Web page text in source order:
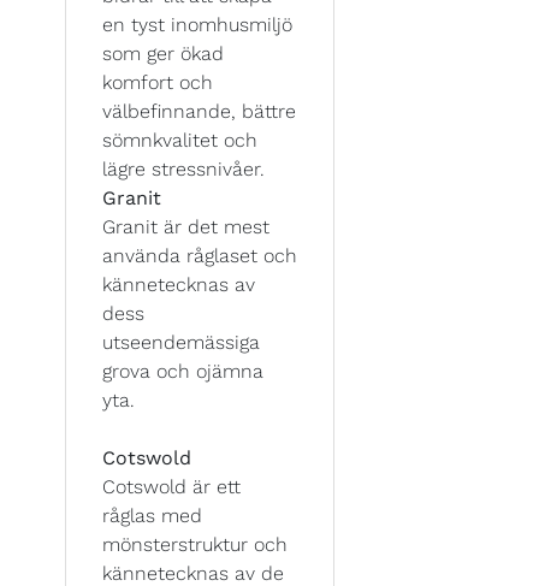
en tyst inomhusmiljö
som ger ökad
komfort och
välbefinnande, bättre
sömnkvalitet och
lägre stressnivåer.
Granit
Granit är det mest
använda råglaset och
kännetecknas av
dess
utseendemässiga
grova och ojämna
yta.
Cotswold
Cotswold är ett
råglas med
mönsterstruktur och
kännetecknas av de